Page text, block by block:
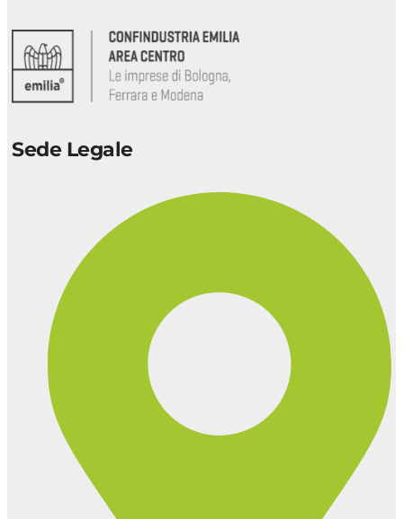
Sede Legale